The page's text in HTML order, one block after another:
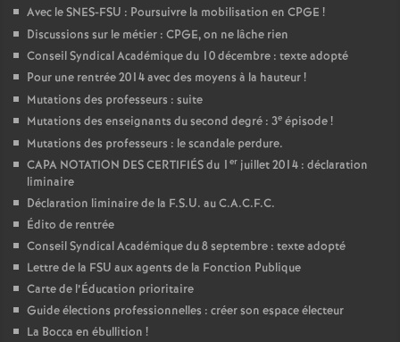
Avec le SNES-FSU : Poursuivre la mobilisation en CPGE !
Discussions sur le métier : CPGE, on ne lâche rien
Conseil Syndical Académique du 10 décembre : texte adopté
Pour une rentrée 2014 avec des moyens à la hauteur!
Mutations des professeurs : suite
Mutations des enseignants du second degré : 3e épisode!
Mutations des professeurs : le scandale perdure.
CAPA NOTATION DES CERTIFIÉS du 1 er juillet 2014 : déclaration
liminaire
Déclaration liminaire de la F.S.U. au C.A.C.F.C.
Édito de rentrée
Conseil Syndical Académique du 8 septembre : texte adopté
Lettre de la FSU aux agents de la Fonction Publique
Carte de l’Éducation prioritaire
Guide élections professionnelles : créer son espace électeur
La Bocca en ébullition !